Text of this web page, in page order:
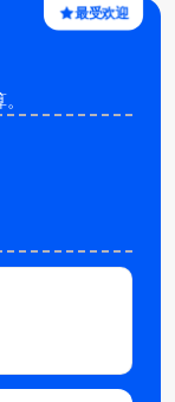
最受欢迎